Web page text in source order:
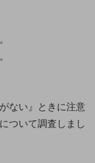
ない』ときに注意
ついて調査しまし